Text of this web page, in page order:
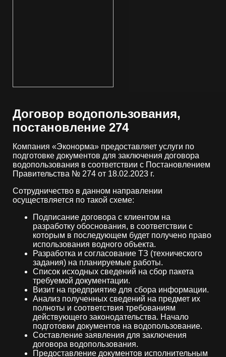
Договор водопользования,
постановление 274
Компания «Эконорма» предоставляет услуги по
подготовке документов для заключения договора
водопользования в соответствии с Постановлением
Правительства № 274 от 18.02.2023 г.
Сотрудничество в данном направлении
осуществляется по такой схеме:
Подписание договора с клиентом на
разработку обоснования, в соответствии с
которым в последующем будет получено право
использования водного объекта.
Разработка и согласование ТЗ (технического
задания) на планируемые работы.
Список исходных сведений на сбор пакета
требуемой документации.
Визит на предприятие для сбора информации.
Анализ полученных сведений на предмет их
полноты и соответствия требованиям
действующего законодательства. Начало
подготовки документов на водопользование.
Составление заявления для заключения
договора водопользования.
Предоставление документов исполнительным